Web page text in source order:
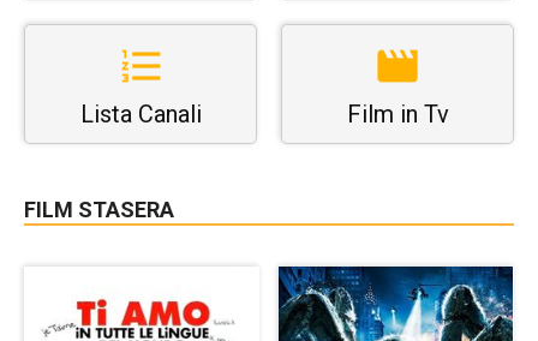
Lista Canali Film in Tv
FILM STASERA